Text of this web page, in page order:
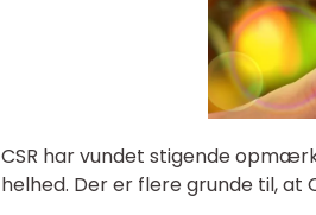
CSR har vundet stigende
helhed. Der er flere grunde til, at